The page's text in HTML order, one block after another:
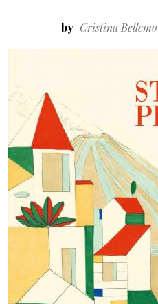
by Cristina Bellemo